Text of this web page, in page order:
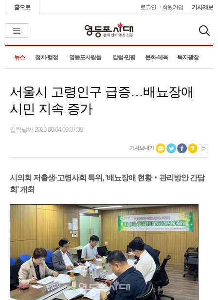
홈으로 로그인 회원가입 기사제보
뉴스 정치•행정 영등포사람들 칼럼•만평 문화•체육 독자광장
서울시 고령인구 급증…배뇨장애
시민 지속 증가
입력날짜 2025-08-04 09:37:39
기사보내기
시의회 저출생·고령사회 특위, ‘배뇨장애 현황‧관리방안 간담
회’ 개최